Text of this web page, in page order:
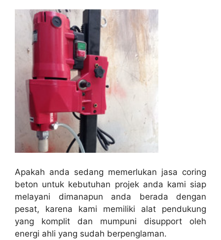
Apakah anda sedang memerlukan jasa coring
beton untuk kebutuhan projek anda kami siap
melayani dimanapun anda berada dengan
pesat, karena kami memiliki alat pendukung
yang komplit dan mumpuni disupport oleh
energi ahli yang sudah berpenglaman.